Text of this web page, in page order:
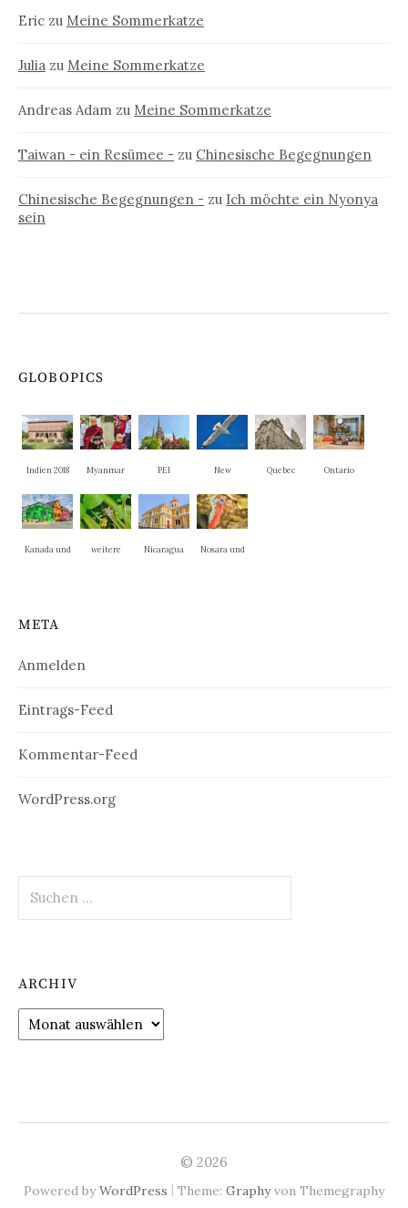
Eric zu Meine Sommerkatze
Julia zu Meine Sommerkatze
Andreas Adam zu Meine Sommerkatze
Taiwan - ein Resümee - zu Chinesische Begegnungen
Chinesische Begegnungen - zu Ich möchte ein Nyonya
sein
GLOBOPICS
Indien 2018 Myanmar PEI
New
Quebec Ontario
Kanada und
weitere
Nicaragua
Nosara und
META
Anmelden
Eintrags-Feed
Kommentar-Feed
WordPress.org
nach:
ARCHIV
Archiv
© 2026
Powered byWordPress | Theme: Graphyvon Themegraphy